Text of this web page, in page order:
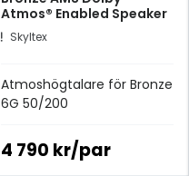
Atmos® Enabled Speaker
Skyltex
Atmoshögtalare för Bronze
6G 50/200
4 790 kr/par